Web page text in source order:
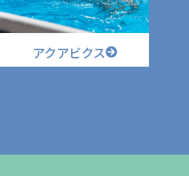
アクアビクス